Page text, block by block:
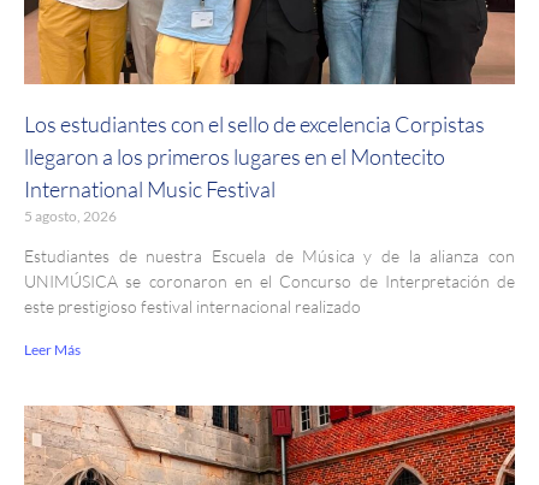
Los estudiantes con el sello de excelencia Corpistas
llegaron a los primeros lugares en el Montecito
International Music Festival
5 agosto, 2026
Estudiantes de nuestra Escuela de Música y de la alianza con
UNIMÚSICA se coronaron en el Concurso de Interpretación de
este prestigioso festival internacional realizado
Leer Más